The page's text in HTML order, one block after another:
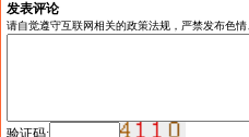
发表评论
请自觉遵守互联网相关的政策法规，严禁发布色情
验证码: